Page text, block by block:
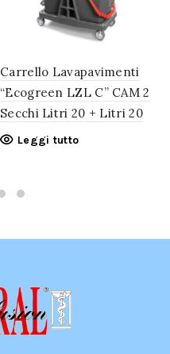
Carrello Lavapavimenti
“Ecogreen LZL C” CAM 2
Secchi Litri 20 + Litri 20
Leggi tutto